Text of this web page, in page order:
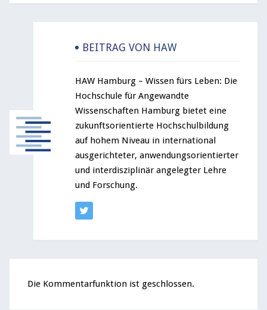
BEITRAG VON HAW
HAW Hamburg – Wissen fürs Leben: Die
Hochschule für Angewandte
Wissenschaften Hamburg bietet eine
zukunftsorientierte Hochschulbildung
auf hohem Niveau in international
ausgerichteter, anwendungsorientierter
und interdisziplinär angelegter Lehre
und Forschung.
Die Kommentarfunktion ist geschlossen.